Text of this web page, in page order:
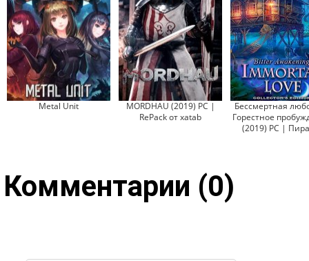
Metal Unit
MORDHAU (2019) PC |
RePack от xatab
Бессмертная
Горестное
(2019) PC |
Комментарии (0)